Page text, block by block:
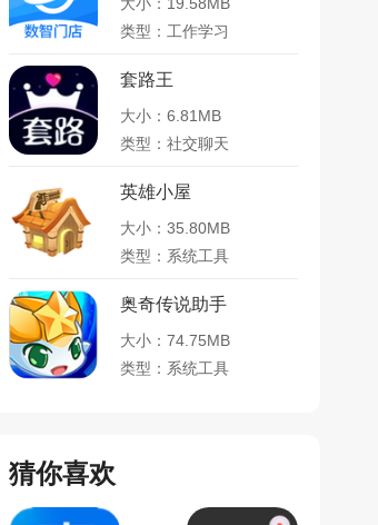
类型：工作学习
套路王
大小：6.81MB
类型：社交聊天
英雄小屋
大小：35.80MB
类型：系统工具
奥奇传说助手
大小：74.75MB
类型：系统工具
猜你喜欢